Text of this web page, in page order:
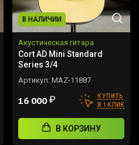
В НАЛИЧИИ
Акустическая гитара
Cort AD Mini Standard
Series 3/4
Артикул: MAZ-11887
16 000₽
КУПИТЬ
В 1 КЛИК
В КОРЗИНУ